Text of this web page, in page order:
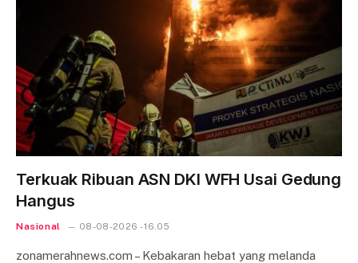
Terkuak Ribuan ASN DKI WFH Usai Gedung
Hangus
Nasional 08-08-2026 - 16.05
zonamerahnews.com – Kebakaran hebat yang melanda